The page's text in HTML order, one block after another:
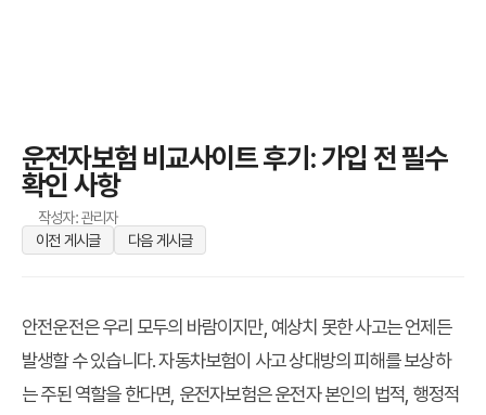
운전자보험 비교사이트 후기: 가입 전 필수
확인 사항
작성자: 관리자
이전 게시글
다음 게시글
안전운전은 우리 모두의 바람이지만, 예상치 못한 사고는 언제든
발생할 수 있습니다. 자동차보험이 사고 상대방의 피해를 보상하
는 주된 역할을 한다면, 운전자보험은 운전자 본인의 법적, 행정적